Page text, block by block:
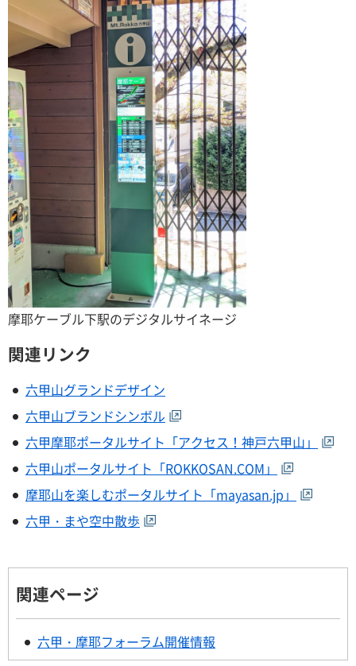
摩耶ケーブル下駅のデジタルサイネージ
関連リンク
六甲山グランドデザイン
六甲山ブランドシンボル
六甲摩耶ポータルサイト「アクセス！神戸六甲山」
六甲山ポータルサイト「ROKKOSAN.COM」
摩耶山を楽しむポータルサイト「mayasan.jp」
六甲・まや空中散歩
関連ページ
六甲・摩耶フォーラム開催情報